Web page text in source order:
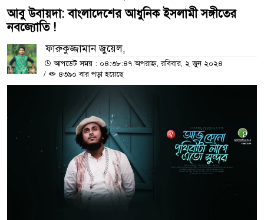
আবু উবায়দা: বাংলাদেশের আধুনিক ইসলামী সঙ্গীতের
নবজ্যোতি !
ফারুকুজ্জামান জুয়েল,
আপডেট সময় : ০৪:৩৮:৪৭ অপরাহ্ন, রবিবার, ২ জুন ২০২৪
/
৪৩৯০ বার পড়া হয়েছে